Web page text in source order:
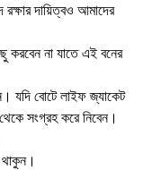
দায়িত্বও আমাদের
করবেন না যাতে এই বনের
যদি বোটে লাইফ জ্যাকেট
সংগ্রহ করে নিবেন।
থাকুন।